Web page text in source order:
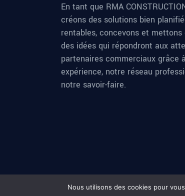
En tant que RMA
créons des solutions bien
rentables, concevons et
des idées qui répondront aux
partenaires commerciaux grâce
expérience, notre réseau
notre savoir-faire.
Nous utilisons des cookies pour